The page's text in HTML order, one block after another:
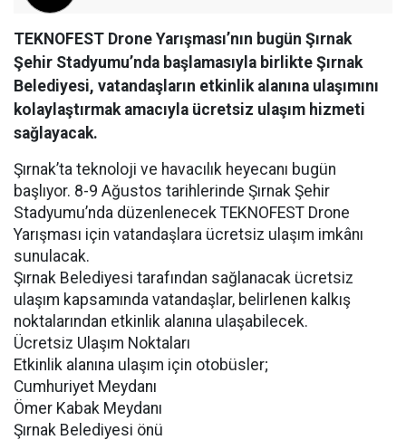
TEKNOFEST Drone Yarışması’nın bugün Şırnak
Şehir Stadyumu’nda başlamasıyla birlikte Şırnak
Belediyesi, vatandaşların etkinlik alanına ulaşımını
kolaylaştırmak amacıyla ücretsiz ulaşım hizmeti
sağlayacak.
Şırnak’ta teknoloji ve havacılık heyecanı bugün
başlıyor. 8-9 Ağustos tarihlerinde Şırnak Şehir
Stadyumu’nda düzenlenecek TEKNOFEST Drone
Yarışması için vatandaşlara ücretsiz ulaşım imkânı
sunulacak.
Şırnak Belediyesi tarafından sağlanacak ücretsiz
ulaşım kapsamında vatandaşlar, belirlenen kalkış
noktalarından etkinlik alanına ulaşabilecek.
Ücretsiz Ulaşım Noktaları
Etkinlik alanına ulaşım için otobüsler;
Cumhuriyet Meydanı
Ömer Kabak Meydanı
Şırnak Belediyesi önü